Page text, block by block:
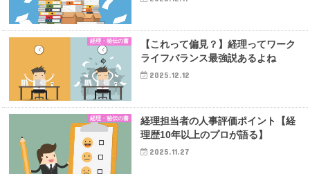
経理・秘伝の書
【これって偏見？】経理ってワーク
ライフバランス最強説あるよね
2025.12.12
経理・秘伝の書
経理担当者の人事評価ポイント【経
理歴10年以上のプロが語る】
2025.11.27